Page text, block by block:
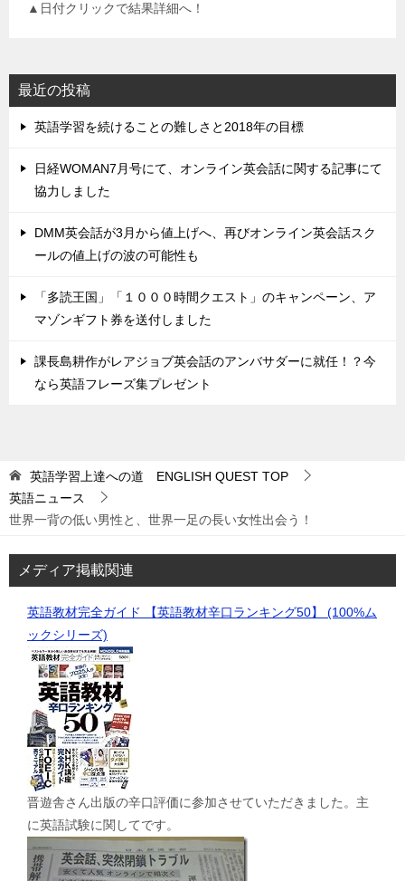
▲日付クリックで結果詳細へ！
最近の投稿
英語学習を続けることの難しさと2018年の目標
日経WOMAN7月号にて、オンライン英会話に関する記事にて
協力しました
DMM英会話が3月から値上げへ、再びオンライン英会話スク
ールの値上げの波の可能性も
「多読王国」「１０００時間クエスト」のキャンペーン、ア
マゾンギフト券を送付しました
課長島耕作がレアジョブ英会話のアンバサダーに就任！？今
なら英語フレーズ集プレゼント
英語学習上達への道 ENGLISH QUEST TOP
英語ニュース
世界一背の低い男性と、世界一足の長い女性出会う！
メディア掲載関連
英語教材完全ガイド 【英語教材辛口ランキング50】 (100%ム
ックシリーズ)
晋遊舎さん出版の辛口評価に参加させていただきました。主
に英語試験に関してです。